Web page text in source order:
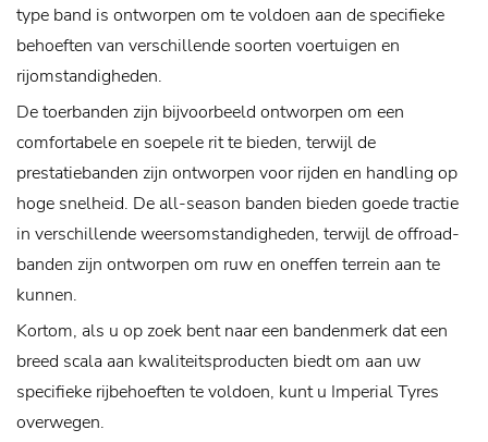
type band is ontworpen om te voldoen aan de specifieke
behoeften van verschillende soorten voertuigen en
rijomstandigheden.
De toerbanden zijn bijvoorbeeld ontworpen om een ​​
comfortabele en soepele rit te bieden, terwijl de
prestatiebanden zijn ontworpen voor rijden en handling op
hoge snelheid. De all-season banden bieden goede tractie
in verschillende weersomstandigheden, terwijl de offroad-
banden zijn ontworpen om ruw en oneffen terrein aan te
kunnen.
Kortom, als u op zoek bent naar een bandenmerk dat een
breed scala aan kwaliteitsproducten biedt om aan uw
specifieke rijbehoeften te voldoen, kunt u Imperial Tyres
overwegen.